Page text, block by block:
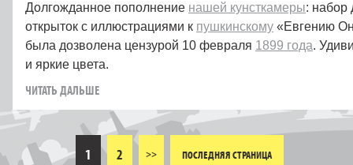
Долгожданное пополнение нашей кунсткамеры: набор
открыток с иллюстрациями к пушкинскому «Евгению
была дозволена цензурой 10 февраля 1899 года.
и яркие цвета.
ЧИТАТЬ ДАЛЬШЕ
1 2 >> ПОСЛЕДНЯЯ СТРАНИЦА